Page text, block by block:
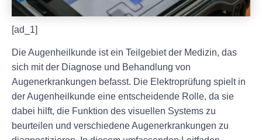
[ad_1]
Die Augenheilkunde ist ein Teilgebiet der Medizin, das
sich mit der Diagnose und Behandlung von
Augenerkrankungen befasst. Die Elektroprüfung spielt in
der Augenheilkunde eine entscheidende Rolle, da sie
dabei hilft, die Funktion des visuellen Systems zu
beurteilen und verschiedene Augenerkrankungen zu